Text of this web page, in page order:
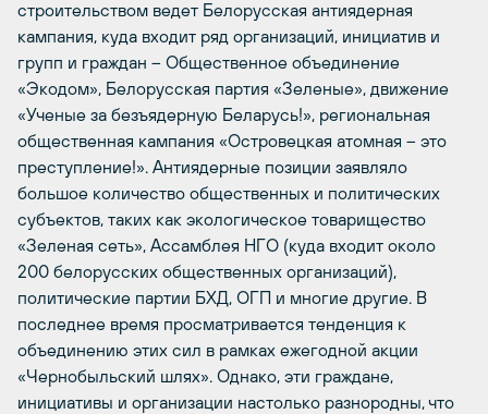
строительством ведет Белорусская антиядерная
кампания, куда входит ряд организаций, инициатив и
групп и граждан – Общественное объединение
«Экодом», Белорусская партия «Зеленые», движение
«Ученые за безъядерную Беларусь!», региональная
общественная кампания «Островецкая атомная – это
преступление!». Антиядерные позиции заявляло
большое количество общественных и политических
субъектов, таких как экологическое товарищество
«Зеленая сеть», Ассамблея НГО (куда входит около
200 белорусских общественных организаций),
политические партии БХД, ОГП и многие другие. В
последнее время просматривается тенденция к
объединению этих сил в рамках ежегодной акции
«Чернобыльский шлях». Однако, эти граждане,
инициативы и организации настолько разнородны, что